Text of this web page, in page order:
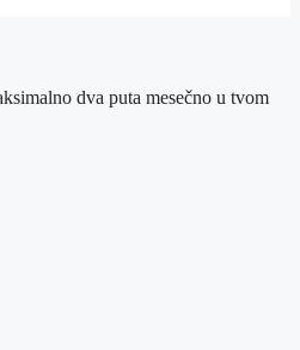
dva puta mesečno u tvom